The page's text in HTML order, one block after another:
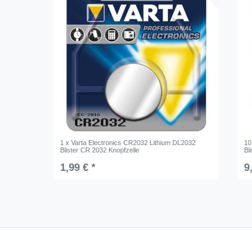
1 x Varta Electronics CR2032 Lithium DL2032
Blister CR 2032 Knopfzelle
1,99 € *